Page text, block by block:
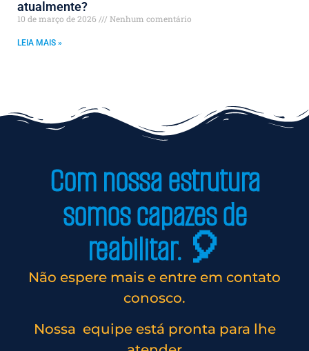
atualmente?
10 de março de 2026 Nenhum comentário
LEIA MAIS »
Com nossa estrutura
somos capazes de
reabilitar. 🎈
Não espere mais e entre em contato
conosco.
Nossa equipe está pronta para lhe